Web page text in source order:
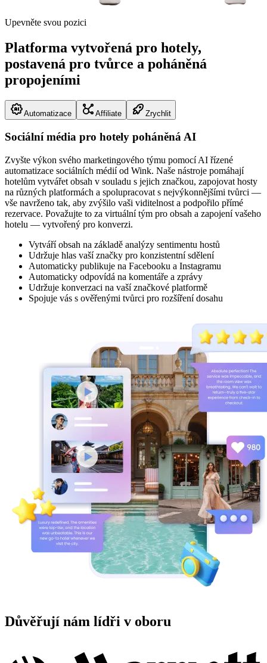
Upevněte svou pozici
Platforma vytvořená pro hotely,
postavená pro tvůrce a poháněná
propojeními
Automatizace Affiliate Zrychlit
Sociální média pro hotely poháněná AI
Zvyšte výkon svého marketingového týmu pomocí AI řízené
automatizace sociálních médií od Wink. Naše nástroje pomáhají
hotelům vytvářet obsah v souladu s jejich značkou, zapojovat hosty
na různých platformách a spolupracovat s nejvýkonnějšími tvůrci —
vše navrženo tak, aby zvýšilo vaši viditelnost a podpořilo přímé
rezervace. Považujte to za virtuální tým pro obsah a zapojení vašeho
hotelu — vytvořený pro konverzi.
Vytváří obsah na základě analýzy sentimentu hostů
Udržuje hlas vaší značky pro konzistentní sdělení
Automaticky publikuje na Facebooku a Instagramu
Automaticky odpovídá na komentáře a zprávy
Udržuje konverzaci na vaší značkové platformě
Spojuje vás s ověřenými tvůrci pro rozšíření dosahu
Důvěřují nám lídři v oboru